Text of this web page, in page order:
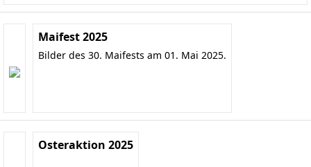
Maifest 2025
Bilder des 30. Maifests am 01. Mai 2025.
Osteraktion 2025